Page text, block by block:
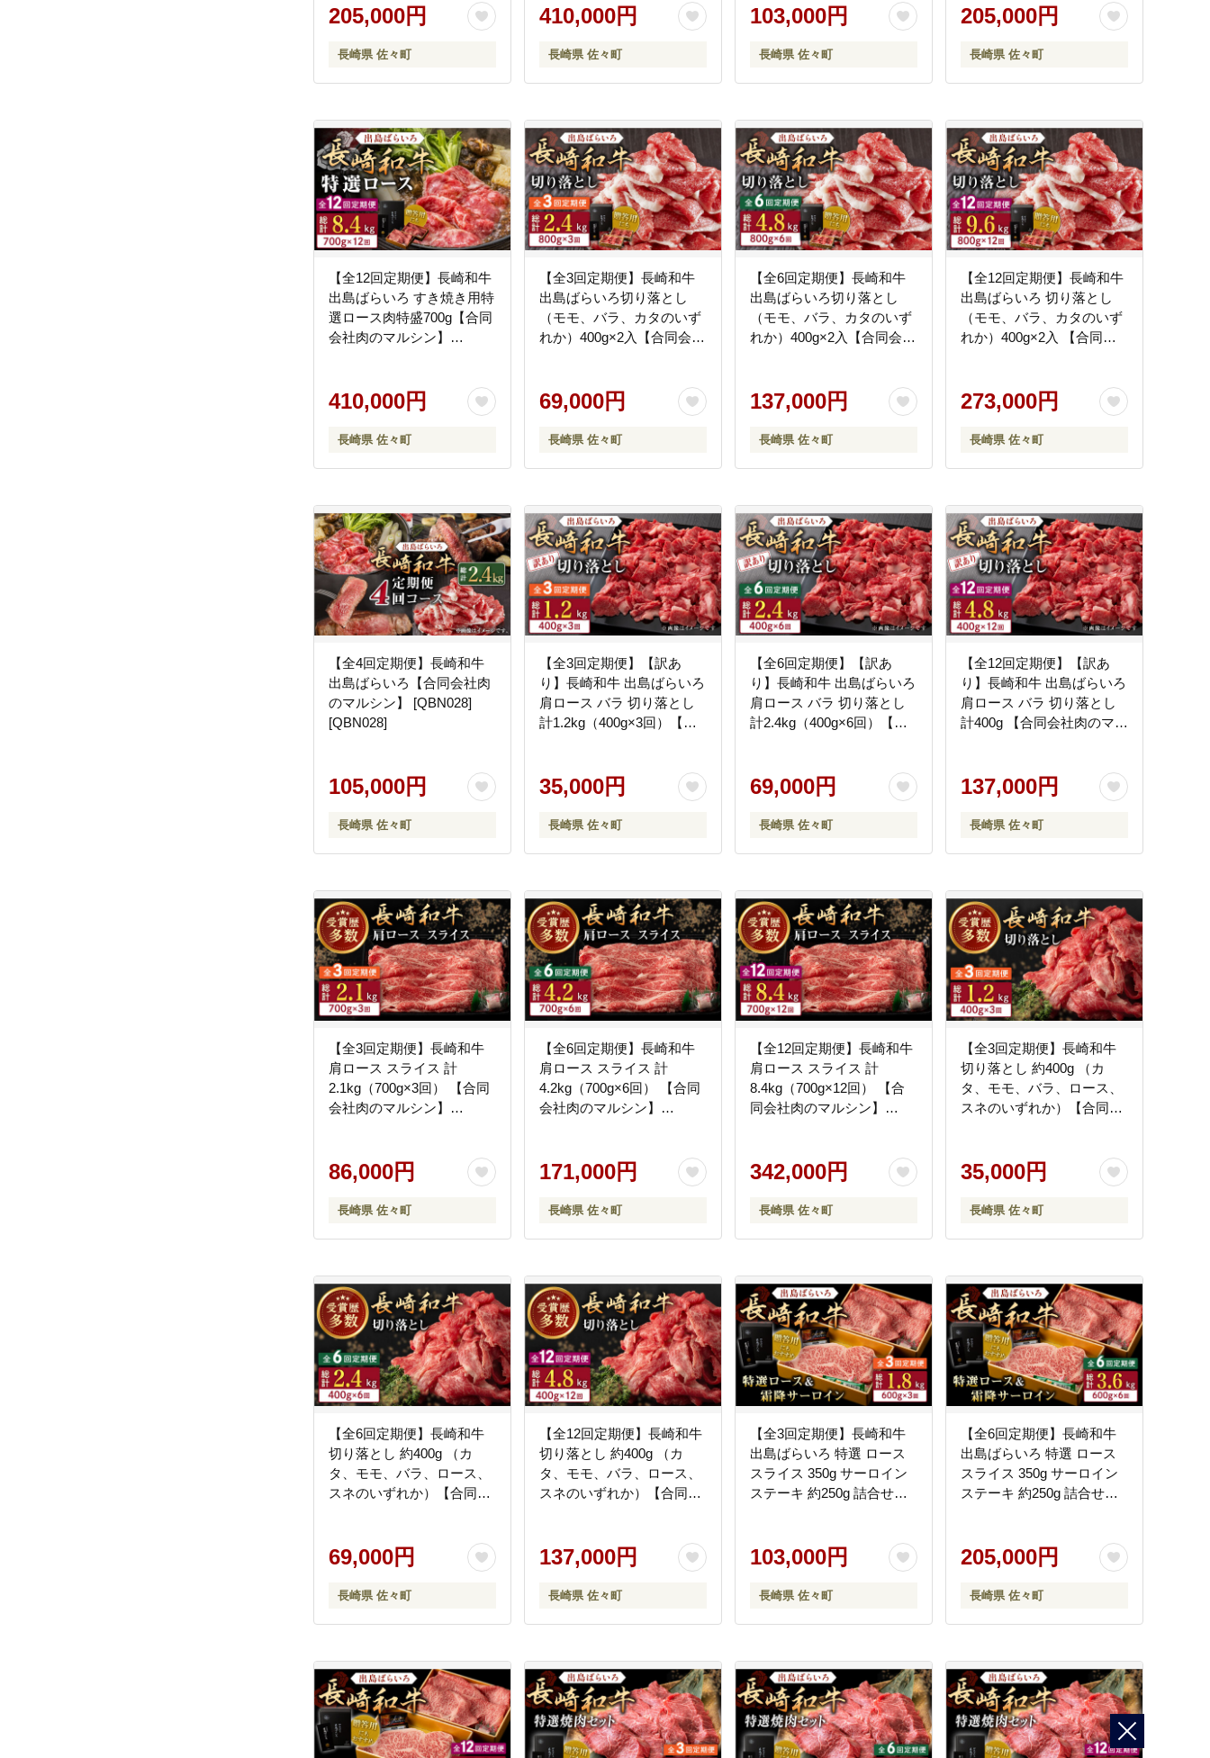
205,000円
長崎県 佐々町
410,000円
長崎県 佐々町
103,000円
長崎県 佐々町
205,000円
長崎県 佐々町
【全12回定期便】長崎和牛
出島ばらいろ すき焼き用特
選ロース肉特盛700g【合同
会社肉のマルシン】
410,000円
長崎県 佐々町
【全3回定期便】長崎和牛
出島ばらいろ切り落とし
（モモ、バラ、カタのいず
れか）400g×2入【合同会社
69,000円
長崎県 佐々町
【全6回定期便】長崎和牛
出島ばらいろ切り落とし
（モモ、バラ、カタのいず
れか）400g×2入【合同会社
137,000円
長崎県 佐々町
【全12回定期便】長崎和牛
出島ばらいろ 切り落とし
（モモ、バラ、カタのいず
れか）400g×2入 【合同会
273,000円
長崎県 佐々町
【全4回定期便】長崎和牛
出島ばらいろ【合同会社肉
のマルシン】 [QBN028]
[QBN028]
105,000円
長崎県 佐々町
【全3回定期便】【訳あ
り】長崎和牛 出島ばらいろ
肩ロース バラ 切り落とし
計1.2kg（400g×3回）【合
35,000円
長崎県 佐々町
【全6回定期便】【訳あ
り】長崎和牛 出島ばらいろ
肩ロース バラ 切り落とし
計2.4kg（400g×6回）【合
69,000円
長崎県 佐々町
【全12回定期便】【訳あ
り】長崎和牛 出島ばらいろ
肩ロース バラ 切り落とし
計400g 【合同会社肉のマル
137,000円
長崎県 佐々町
【全3回定期便】長崎和牛
肩ロース スライス 計
2.1kg（700g×3回） 【合同
会社肉のマルシン】
86,000円
長崎県 佐々町
【全6回定期便】長崎和牛
肩ロース スライス 計
4.2kg（700g×6回） 【合同
会社肉のマルシン】
171,000円
長崎県 佐々町
【全12回定期便】長崎和牛
肩ロース スライス 計
8.4kg（700g×12回） 【合
同会社肉のマルシン】
342,000円
長崎県 佐々町
【全3回定期便】長崎和牛
切り落とし 約400g （カ
タ、モモ、バラ、ロース、
スネのいずれか）【合同会
35,000円
長崎県 佐々町
【全6回定期便】長崎和牛
切り落とし 約400g （カ
タ、モモ、バラ、ロース、
スネのいずれか）【合同会
69,000円
長崎県 佐々町
【全12回定期便】長崎和牛
切り落とし 約400g （カ
タ、モモ、バラ、ロース、
スネのいずれか）【合同会
137,000円
長崎県 佐々町
【全3回定期便】長崎和牛
出島ばらいろ 特選 ロース
スライス 350g サーロイン
ステーキ 約250g 詰合せ
103,000円
長崎県 佐々町
【全6回定期便】長崎和牛
出島ばらいろ 特選 ロース
スライス 350g サーロイン
ステーキ 約250g 詰合せ
205,000円
長崎県 佐々町